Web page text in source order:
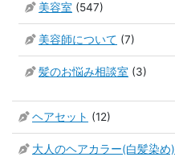
美容室 (547)
美容師について (7)
髪のお悩み相談室 (3)
ヘアセット (12)
大人のヘアカラー(白髪染め)